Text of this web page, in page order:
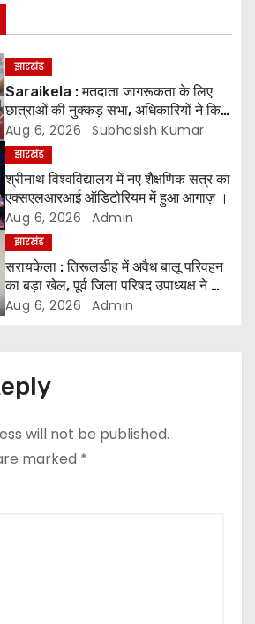
झारखंड
Saraikela : मतदाता जागरूकता के लिए
छात्राओं की नुक्कड़ सभा, अधिकारियों ने किया
सम्मानित*
Aug 6, 2026 Subhasish Kumar
झारखंड
श्रीनाथ विश्वविद्यालय में नए शैक्षणिक सत्र का
एक्सएलआरआई ऑडिटोरियम में हुआ आगाज़ ।
Aug 6, 2026 Admin
झारखंड
सरायकेला : तिरूलडीह में अवैध बालू परिवहन
का बड़ा खेल, पूर्व जिला परिषद उपाध्यक्ष ने की
जांच की मांग ।
Aug 6, 2026 Admin
will not be published.
marked *